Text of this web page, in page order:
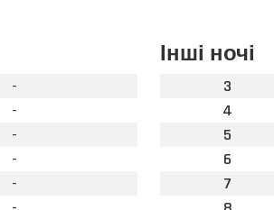
-
-
-
-
-
Інші ночі
3
4
5
6
7